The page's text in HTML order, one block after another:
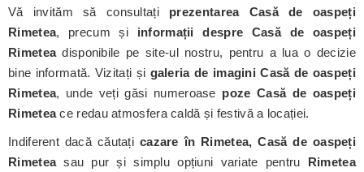
Vă invităm să consultați prezentarea Casă de oaspeți
Rimetea, precum și informații despre Casă de oaspeți
Rimeteadisponibile pe site-ul nostru, pentru a lua o decizie
bine informată. Vizitați și galeria de imagini Casă de oaspeți
Rimetea, unde veți găsi numeroase poze Casă de oaspeți
Rimeteace redau atmosfera caldă și festivă a locației.
Indiferent dacă căutați cazare în Rimetea, Casă de oaspeți
Rimeteasau pur și simplu opțiuni variate pentru Rimetea